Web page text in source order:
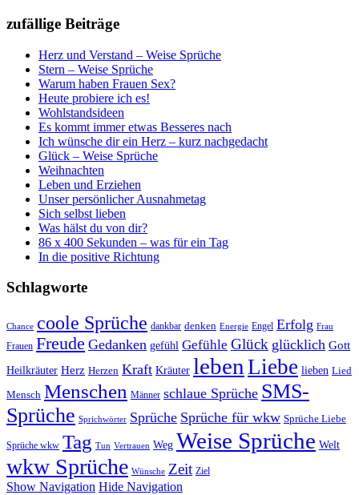
zufällige Beiträge
Herz und Verstand – Weise Sprüche
Stern – Weise Sprüche
Warum haben Frauen Sex?
Heute probiere ich es!
Wohlstandsideen
Es kommt immer etwas Besseres nach
Ich wünsche dir ein Herz – kurz nachgedacht
Glück – Weise Sprüche
Weihnachten
Leben und Erziehen
Unser persönlicher Ausnahmetag
Sich selbst lieben
Was hälst du von dir?
86 x 400 Sekunden – was für ein Tag
In die positive Richtung
Schlagworte
Chance coole Sprüche dankbar denken Energie Engel Erfolg Frau
Frauen Freude Gedanken gefühl Gefühle Glück glücklich Gott
Heilkräuter Herz Herzen Kraft Kräuter leben Liebe lieben Lied
Mensch Menschen Männer schlaue Sprüche SMS-
Sprüche Sprichwörter Sprüche Sprüche für wkw Sprüche Liebe
Sprüche wkw Tag Tun Vertrauen Weg Weise Sprüche Welt
wkw Sprüche Wünsche Zeit Ziel
Show Navigation Hide Navigation